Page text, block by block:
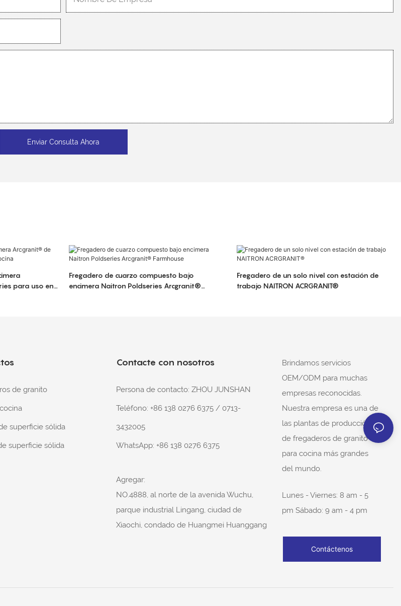
Enviar Consulta Ahora
para uso en
Fregadero de cuarzo compuesto bajo
encimera Naitron Poldseries Arcgranit®
Fregadero de un solo nivel con estación de
trabajo NAITRON ACRGRANIT®
de granito
superficie sólida
superficie sólida
Contacte con nosotros
Persona de contacto: ZHOU JUNSHAN
Teléfono: +86 138 0276 6375 / 0713-
3432005
WhatsApp:+86 138 0276 6375
Agregar:
NO.4888, al norte de la avenida Wuchu,
parque industrial Lingang, ciudad de
Xiaochi, condado de Huangmei Huanggang
Brindamos servicios
OEM/ODM para muchas
empresas reconocidas.
Nuestra empresa es una de
las plantas de producción
de fregaderos de granito
para cocina más grandes
del mundo.
Lunes - Viernes: 8 am - 5
pm Sábado: 9 am - 4 pm
Contáctenos